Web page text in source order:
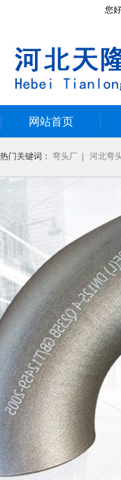
您
网站首页
热门关键词： 弯头厂 河北弯